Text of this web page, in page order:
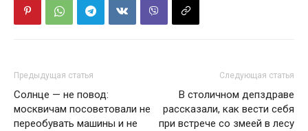
Предыдущая статья
Солнце — не повод:
москвичам посоветовали не
переобувать машины и не
Следующая статья
В столичном депздраве
рассказали, как вести себя
при встрече со змеей в лесу